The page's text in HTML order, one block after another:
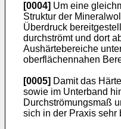
[0004] Um eine
Struktur der
Überdruck
durchströmt und dort
Aushärtebereiche
oberflächennahen
[0005] Damit das
sowie im Unterband
Durchströmungsmaß
sich in der Praxis sehr